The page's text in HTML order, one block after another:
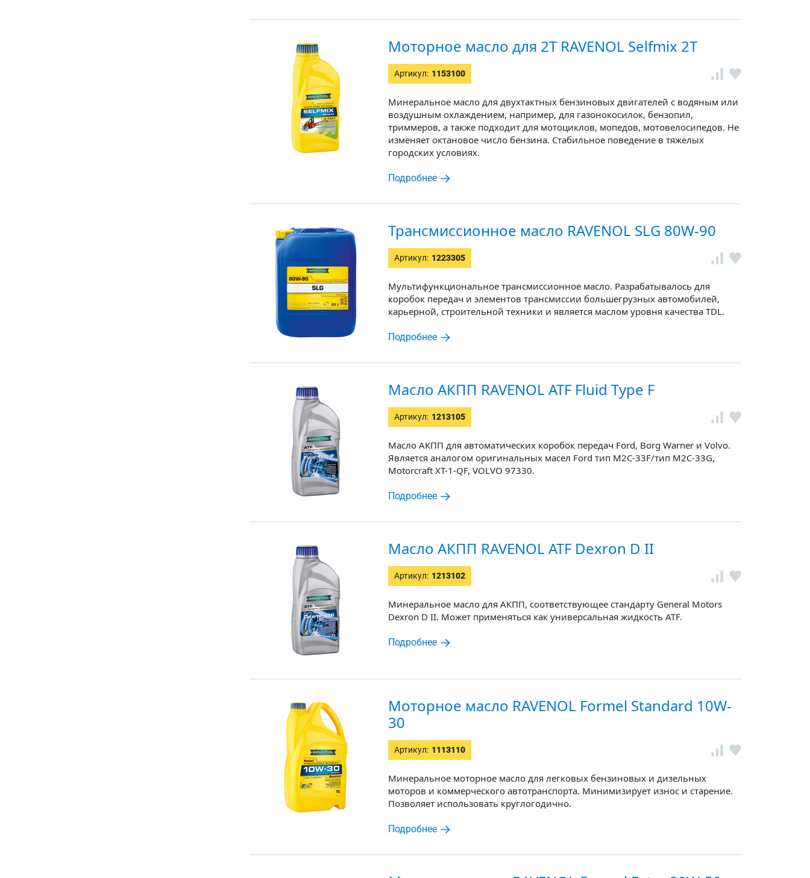
Моторное масло для 2T RAVENOL Selfmix 2T
Артикул: 1153100
Минеральное масло для двухтактных бензиновых двигателей с водяным или
воздушным охлаждением, например, для газонокосилок, бензопил,
триммеров, а также подходит для мотоциклов, мопедов, мотовелосипедов. Не
изменяет октановое число бензина. Стабильное поведение в тяжёлых
городских условиях.
Подробнее
Трансмиссионное масло RAVENOL SLG 80W-90
Артикул: 1223305
Мультифункциональное трансмиссионное масло. Разрабатывалось для
коробок передач и элементов трансмиссии большегрузных автомобилей,
карьерной, строительной техники и является маслом уровня качества TDL.
Подробнее
Масло АКПП RAVENOL ATF Fluid Type F
Артикул: 1213105
Масло АКПП для автоматических коробок передач Ford, Borg Warner и Volvo.
Является аналогом оригинальных масел Ford тип M2C-33F/тип M2C-33G,
Motorcraft XT-1-QF, VOLVO 97330.
Подробнее
Масло АКПП RAVENOL ATF Dexron D II
Артикул: 1213102
Минеральное масло для АКПП, соответствующее стандарту General Motors
Dexron D II. Может применяться как универсальная жидкость ATF.
Подробнее
Моторное масло RAVENOL Formel Standard 10W-
30
Артикул: 1113110
Минеральное моторное масло для легковых бензиновых и дизельных
моторов и коммерческого автотранспорта. Минимизирует износ и старение.
Позволяет использовать круглогодично.
Подробнее